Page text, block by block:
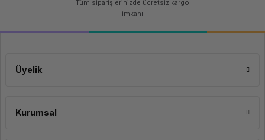
Tüm siparişlerinizde ücretsiz kargo
imkanı
Üyelik
Kurumsal